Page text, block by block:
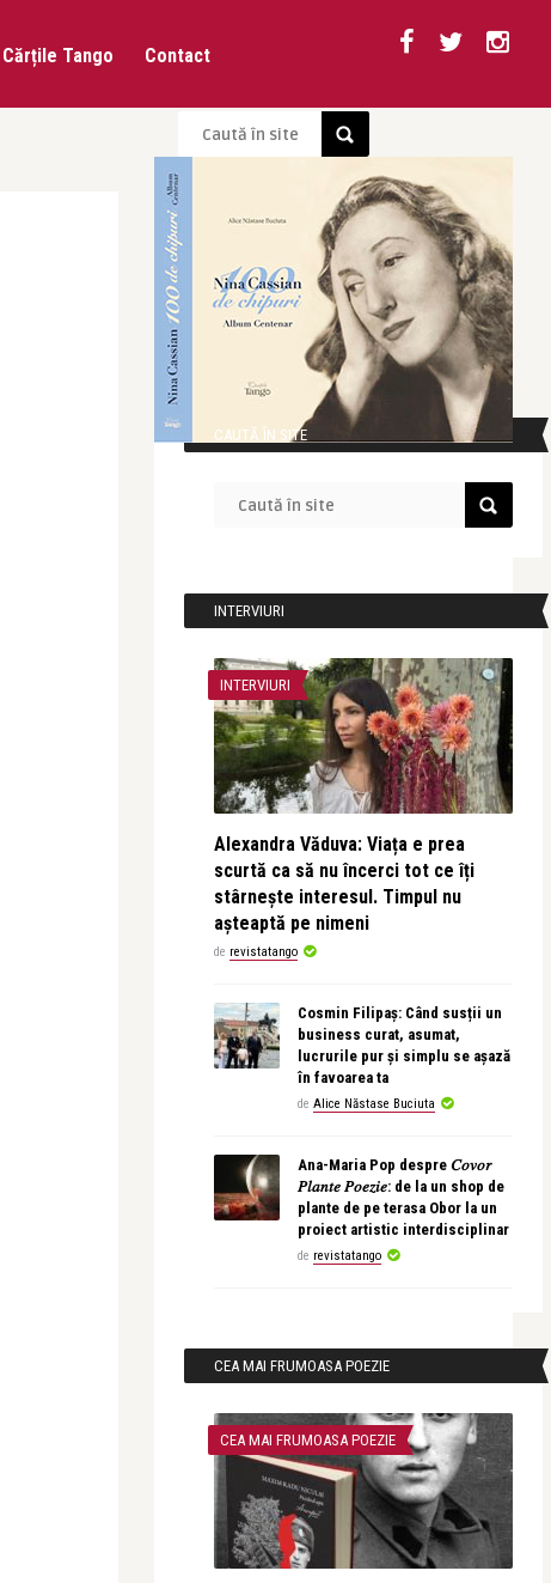
Cărțile Tango Contact
CAUTĂ ÎN SITE
INTERVIURI
INTERVIURI
Alexandra Văduva: Viața e prea
scurtă ca să nu încerci tot ce îți
stârnește interesul. Timpul nu
așteaptă pe nimeni
de revistatango
Cosmin Filipaș: Când susții un
business curat, asumat,
lucrurile pur și simplu se așază
în favoarea ta
de Alice Năstase Buciuta
Ana-Maria Pop despre 𝐶𝑜𝑣𝑜𝑟
𝑃𝑙𝑎𝑛𝑡𝑒 𝑃𝑜𝑒𝑧𝑖𝑒: de la un shop de
plante de pe terasa Obor la un
proiect artistic interdisciplinar
de revistatango
CEA MAI FRUMOASA POEZIE
CEA MAI FRUMOASA POEZIE